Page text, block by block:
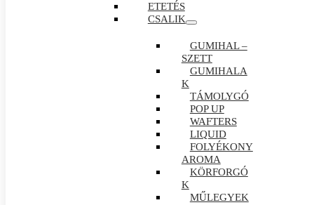
ETETÉS
CSALIK
GUMIHAL –
SZETT
GUMIHALA
K
TÁMOLYGÓ
POP UP
WAFTERS
LIQUID
FOLYÉKONY
AROMA
KÖRFORGÓ
K
MŰLEGYEK